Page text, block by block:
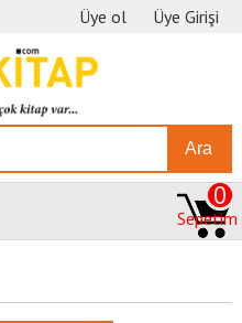
Üye ol Üye Girişi
Ara
Sepetim
0